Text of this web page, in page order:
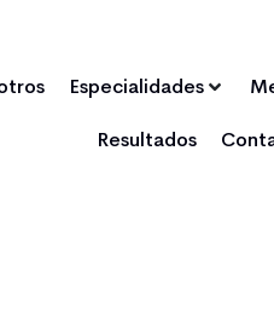
Especialidades
Resultados